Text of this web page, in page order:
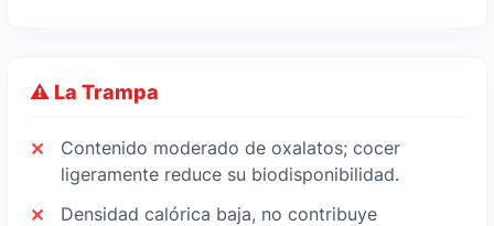
⚠️ La Trampa
Contenido moderado de oxalatos; cocer
ligeramente reduce su biodisponibilidad.
Densidad calórica baja, no contribuye